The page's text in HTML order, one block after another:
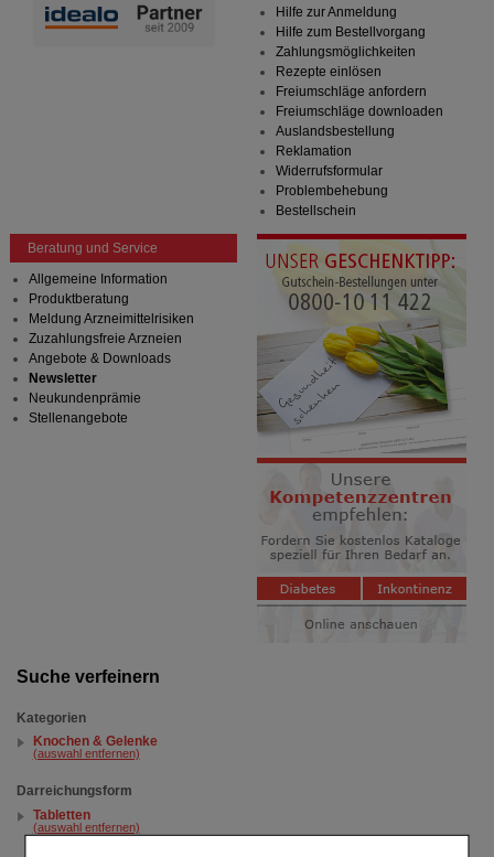
Suche verfeinern
Kategorien
Knochen & Gelenke
(auswahl entfernen)
Darreichungsform
Tabletten
(auswahl entfernen)
Hilfe zur Anmeldung
Hilfe zum Bestellvorgang
Zahlungsmöglichkeiten
Rezepte einlösen
Freiumschläge anfordern
Freiumschläge downloaden
Auslandsbestellung
Reklamation
Widerrufsformular
Problembehebung
Bestellschein
Beratung und Service
Allgemeine Information
Produktberatung
Meldung Arzneimittelrisiken
Zuzahlungsfreie Arzneien
Angebote & Downloads
Newsletter
Neukundenprämie
Stellenangebote